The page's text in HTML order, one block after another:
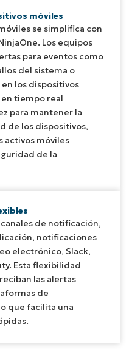
móviles
se simplifica con
Los equipos
para eventos como
del sistema o
los dispositivos
tiempo real
para mantener la
de los dispositivos,
activos móviles
de la
de notificación,
notificaciones
electrónico, Slack,
Esta flexibilidad
las alertas
de
que facilita una